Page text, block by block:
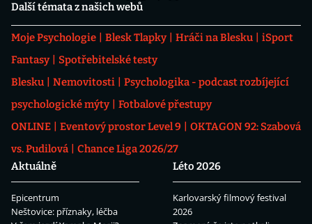
Další témata z našich webů
Moje Psychologie Blesk Tlapky Hráči na Blesku
iSport
Fantasy
Spotřebitelské testy
Blesku
Nemovitosti
Psychologika - podcast rozbíjející
psychologické mýty
Fotbalové přestupy
ONLINE
Eventový prostor Level 9
OKTAGON 92: Szabová
vs. Pudilová
Chance Liga 2026/27
Aktuálně
Epicentrum
Neštovice: příznaky, léčba
Léto 2026
Karlovarský filmový festival
2026